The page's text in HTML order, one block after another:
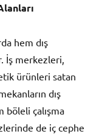
hem dış
İş merkezleri,
ürünleri satan
dış
böleli çalışma
de iç cephe